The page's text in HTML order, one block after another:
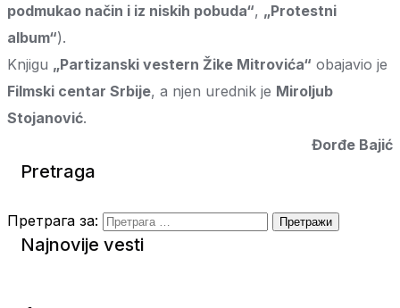
podmukao način i iz niskih pobuda“, „Protestni
album“).
Knjigu „Partizanski vestern Žike Mitrovića“ obajavio je
Filmski centar Srbije, a njen urednik je Miroljub
Stojanović.
Đorđe Bajić
Pretraga
Претрага за:
Najnovije vesti